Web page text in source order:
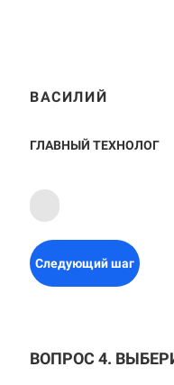
ВАСИЛИЙ
ГЛАВНЫЙ ТЕХНОЛОГ
Следующий шаг
ВОПРОС 4.